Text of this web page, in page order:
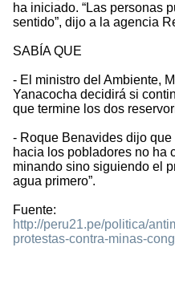
ha iniciado. “Las personas
sentido”, dijo a la agencia
SABÍA QUE
- El ministro del Ambiente,
Yanacocha decidirá si
que termine los dos
- Roque Benavides dijo
hacia los pobladores no ha
minando sino siguiendo el
agua primero”.
Fuente:
http://peru21.pe/politica/
protestas-contra-minas-